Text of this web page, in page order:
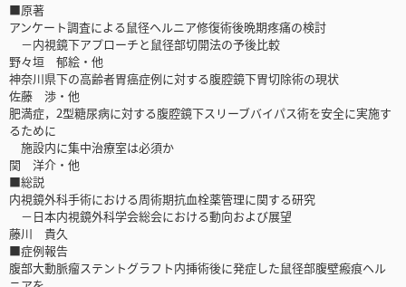
■原著
アンケート調査による鼠径ヘルニア修復術後晩期疼痛の検討
－内視鏡下アプローチと鼠径部切開法の予後比較
野々垣 郁絵・他
神奈川県下の高齢者胃癌症例に対する腹腔鏡下胃切除術の現状
佐藤 渉・他
肥満症，2型糖尿病に対する腹腔鏡下スリーブバイパス術を安全に実施す
るために
施設内に集中治療室は必須か
関 洋介・他
■総説
内視鏡外科手術における周術期抗血栓薬管理に関する研究
－日本内視鏡外科学会総会における動向および展望
藤川 貴久
■症例報告
腹部大動脈瘤ステントグラフト内挿術後に発症した鼠径部腹壁瘢痕ヘル